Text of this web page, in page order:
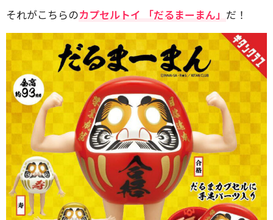
それがこちらのカプセルトイ 「だるまーまん」 だ！